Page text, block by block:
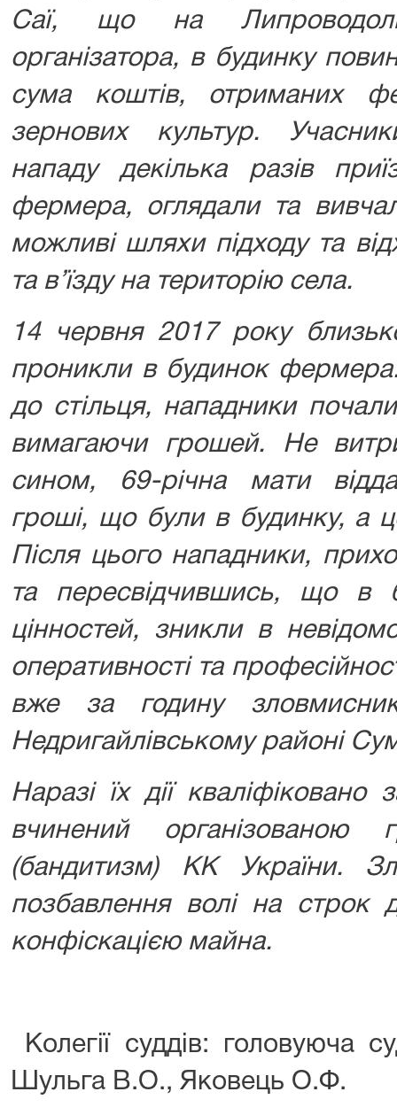
Саї, що на
організатора, в будинку
сума коштів, отриманих
зернових культур.
нападу декілька разів
фермера, оглядали та
можливі шляхи підходу та
та в’їзду на територію села.
14 червня 2017 року
проникли в будинок
до стільця, нападники
вимагаючи грошей. Не
сином, 69-річна мати
гроші, що були в будинку, а
Після цього нападники,
та пересвідчившись, що в
цінностей, зникли в
оперативності та
вже за годину
Недригайлівському районі
Наразі їх дії
вчинений
(бандитизм) КК України.
позбавлення волі на строк
конфіскацією майна.
Колегії суддів: головуюча
Шульга В.О., Яковець О.Ф.